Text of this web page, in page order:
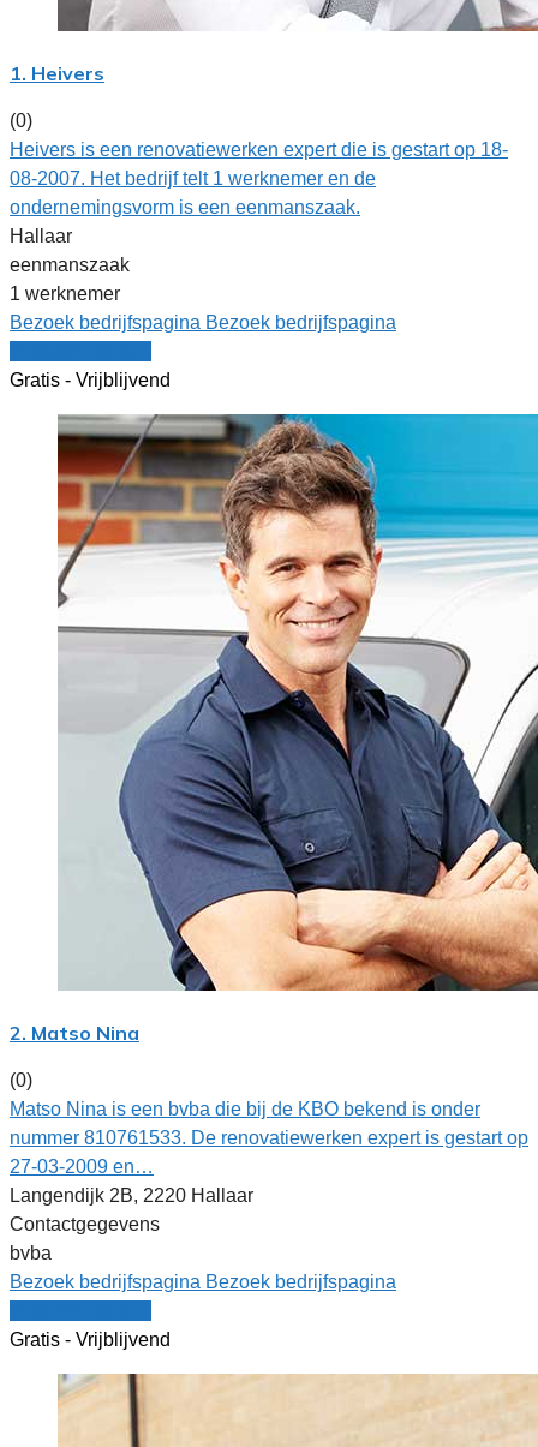
1. Heivers
(0)
Heivers is een renovatiewerken expert die is gestart op 18-
08-2007. Het bedrijf telt 1 werknemer en de
ondernemingsvorm is een eenmanszaak.
Hallaar
eenmanszaak
1 werknemer
Bezoek bedrijfspagina Bezoek bedrijfspagina
Gratis - Vrijblijvend
2. Matso Nina
(0)
Matso Nina is een bvba die bij de KBO bekend is onder
nummer 810761533. De renovatiewerken expert is gestart op
27-03-2009 en…
Langendijk 2B, 2220 Hallaar
Contactgegevens
bvba
Bezoek bedrijfspagina Bezoek bedrijfspagina
Gratis - Vrijblijvend